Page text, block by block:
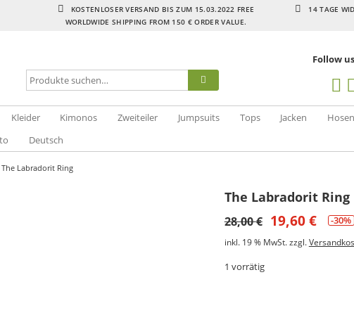
KOSTENLOSER VERSAND BIS ZUM 15.03.2022 FREE
WORLDWIDE SHIPPING FROM 150 € ORDER VALUE.
14 TAGE
Follow
Kleider Kimonos Zweiteiler Jumpsuits Tops Jacken
Deutsch
The Labradorit Ring
The Labradorit Ring
28,00€ 19,60 € -30%
inkl. 19 % MwSt. zzgl.
1 vorrätig